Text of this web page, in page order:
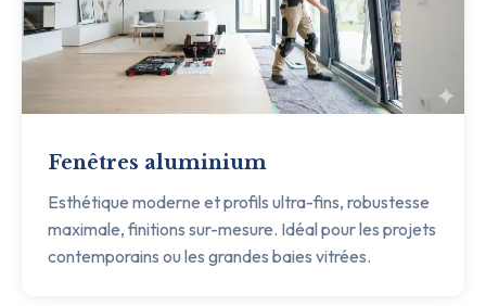
Fenêtres aluminium
Esthétique moderne et profils ultra-fins, robustesse
maximale, finitions sur-mesure. Idéal pour les projets
contemporains ou les grandes baies vitrées.